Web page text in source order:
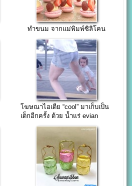
ทำขนม จากแม่พิมพ์ซิลิโคน
โฆษณาไอเดีย “cool” มาเก็บเป็น
เด็กอีกครั้ง ด้วย น้ำแร่ evian